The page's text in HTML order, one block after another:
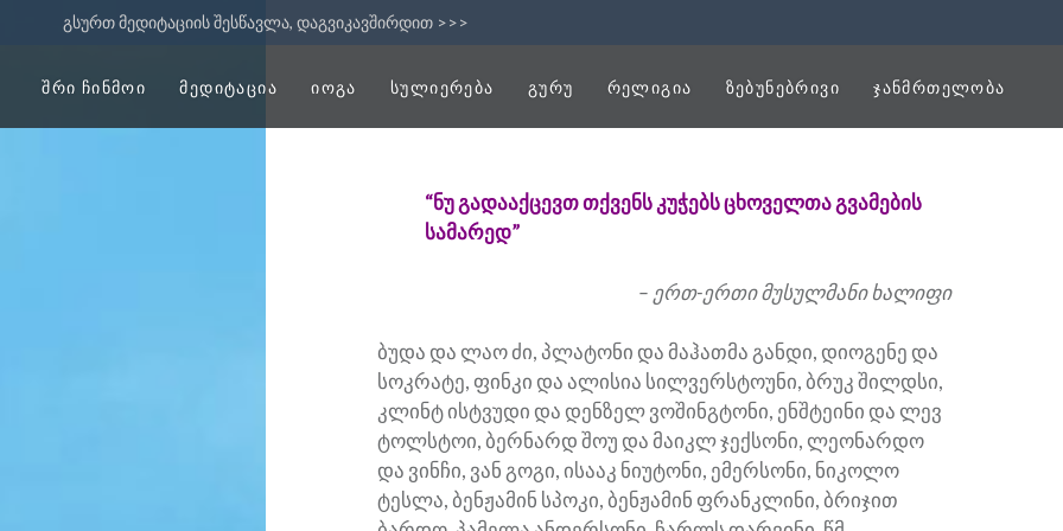
გსურთ მედიტაციის შესწავლა, დაგვიკავშირდით >>>
ᲨᲠᲘ ᲩᲘᲜᲛᲝᲘ ᲛᲔᲓᲘᲢᲐᲪᲘᲐ ᲘᲝᲒᲐ ᲡᲣᲚᲘᲔᲠᲔᲑᲐ ᲒᲣᲠᲣ ᲠᲔᲚᲘᲒᲘᲐ ᲖᲔᲑᲣᲜᲔᲑᲠᲘᲕᲘ ᲯᲐᲜᲛᲠᲗᲔᲚᲝᲑᲐ
“ნუ გადააქცევთ თქვენს კუჭებს ცხოველთა გვამების
სამარედ”
– ერთ-ერთი მუსულმანი ხალიფი
ბუდა და ლაო ძი, პლატონი და მაჰათმა განდი, დიოგენე და
სოკრატე, ფინკი და ალისია სილვერსტოუნი, ბრუკ შილდსი,
კლინტ ისტვუდი და დენზელ ვოშინგტონი, ენშტეინი და ლევ
ტოლსტოი, ბერნარდ შოუ და მაიკლ ჯექსონი, ლეონარდო
და ვინჩი, ვან გოგი, ისააკ ნიუტონი, ემერსონი, ნიკოლო
ტესლა, ბენჟამინ სპოკი, ბენჟამინ ფრანკლინი, ბრიჯით